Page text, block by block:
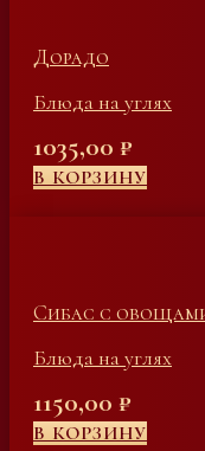
Дорадо
Блюда на углях
1035,00 ₽
В КОРЗИНУ
Сибас с
Блюда на углях
1150,00 ₽
В КОРЗИНУ